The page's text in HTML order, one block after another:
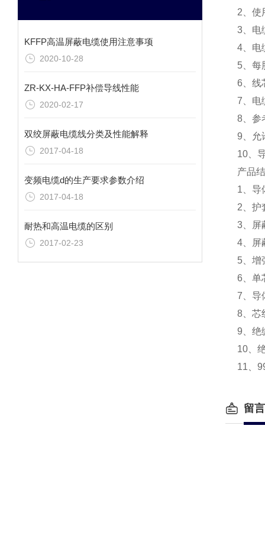
KFFP高温屏蔽电缆使用注意事项
2020-10-28
ZR-KX-HA-FFP补偿导线性能
2020-02-17
双绞屏蔽电缆线分类及性能解释
2017-04-18
变频电缆d的生产要求参数介绍
2017-04-18
耐热和高温电缆的区别
2017-02-23
2、使
3、电
4、电
5、每
6、线
7、电
8、参
9、允
10、
产品
1、导
2、护
3、屏
4、屏
5、增
6、单
7、导
8、芯
9、绝
10、
11、
留